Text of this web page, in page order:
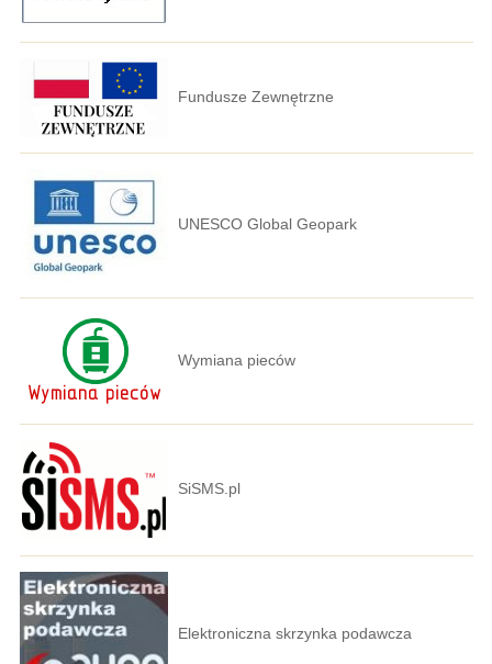
Fundusze Zewnętrzne
UNESCO Global Geopark
Wymiana pieców
SiSMS.pl
Elektroniczna skrzynka podawcza